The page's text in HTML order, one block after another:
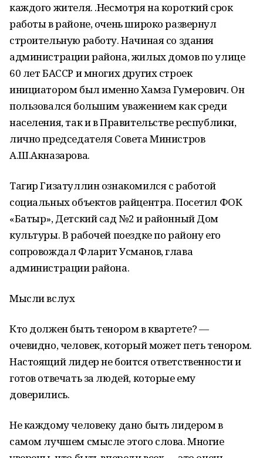
каждого жителя. .Несмотря на короткий срок
работы в районе, очень широко развернул
строительную работу. Начиная со здания
администрации района, жилых домов по улице
60 лет БАССР и многих других строек
инициатором был именно Хамза Гумерович. Он
пользовался большим уважением как среди
населения, так и в Правительстве республики,
лично председателя Совета Министров
А.Ш.Акназарова.
Тагир Гизатуллин ознакомился с работой
социальных объектов райцентра. Посетил ФОК
«Батыр», Детский сад №2 и районный Дом
культуры. В рабочей поездке по району его
сопровождал Фларит Усманов, глава
администрации района.
Мысли вслух
Кто должен быть тенором в квартете? —
очевидно, человек, который может петь тенором.
Настоящий лидер не боится ответственности и
готов отвечать за людей, которые ему
доверились.
Не каждому человеку дано быть лидером в
самом лучшем смысле этого слова. Многие